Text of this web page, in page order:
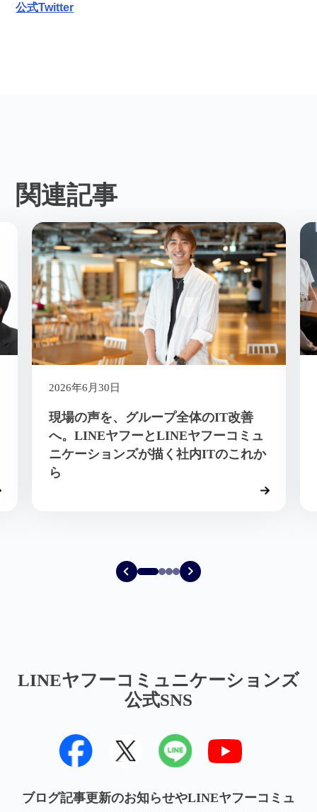
公式Twitter
関連記事
2026年6月30日
現場の声を、グループ全体のIT改善
へ。LINEヤフーとLINEヤフーコミュ
ニケーションズが描く社内ITのこれか
ら
LINEヤフーコミュニケーションズ
公式SNS
ブログ記事更新のお知らせやLINEヤフーコミュ